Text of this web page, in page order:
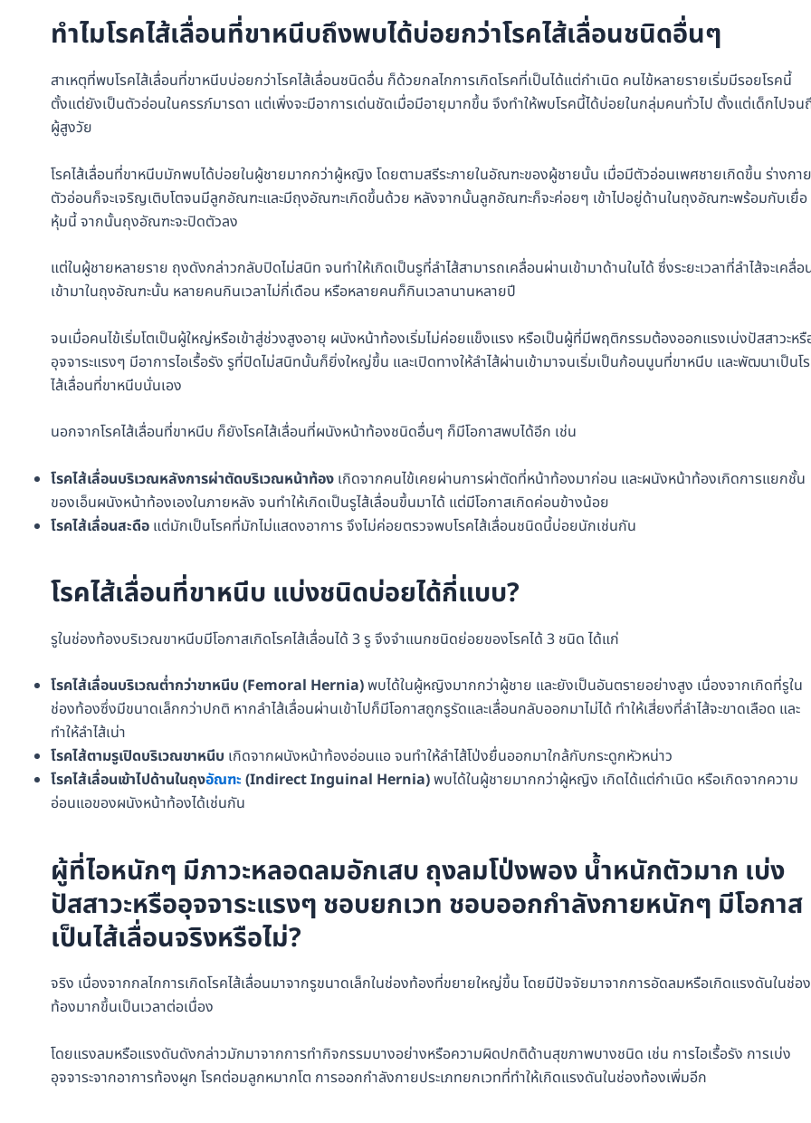
ทำไมโรคไส้เลื่อนที่ขาหนีบถึงพบได้บ่อยกว่าโรคไส้เลื่อนชนิดอื่นๆ
สาเหตุที่พบโรคไส้เลื่อนที่ขาหนีบบ่อยกว่าโรคไส้เลื่อนชนิดอื่น ก็ด้วยกลไกการเกิดโรคที่เป็นได้แต่กำเนิด คนไข้หลายรายเริ่มมีรอยโรคนี้
ตั้งแต่ยังเป็นตัวอ่อนในครรภ์มารดา แต่เพิ่งจะมีอาการเด่นชัดเมื่อมีอายุมากขึ้น จึงทำให้พบโรคนี้ได้บ่อยในกลุ่มคนทั่วไป ตั้งแต่เด็กไปจน
ผู้สูงวัย
โรคไส้เลื่อนที่ขาหนีบมักพบได้บ่อยในผู้ชายมากกว่าผู้หญิง โดยตามสรีระภายในอัณฑะของผู้ชายนั้น เมื่อมีตัวอ่อนเพศชายเกิดขึ้น ร่างกาย
ตัวอ่อนก็จะเจริญเติบโตจนมีลูกอัณฑะและมีถุงอัณฑะเกิดขึ้นด้วย หลังจากนั้นลูกอัณฑะก็จะค่อยๆ เข้าไปอยู่ด้านในถุงอัณฑะพร้อมกับเยื่อ
หุ้มนี้ จากนั้นถุงอัณฑะจะปิดตัวลง
แต่ในผู้ชายหลายราย ถุงดังกล่าวกลับปิดไม่สนิท จนทำให้เกิดเป็นรูที่ลำไส้สามารถเคลื่อนผ่านเข้ามาด้านในได้ ซึ่งระยะเวลาที่ลำไส้จะเคลื่อ
เข้ามาในถุงอัณฑะนั้น หลายคนกินเวลาไม่กี่เดือน หรือหลายคนก็กินเวลานานหลายปี
จนเมื่อคนไข้เริ่มโตเป็นผู้ใหญ่หรือเข้าสู่ช่วงสูงอายุ ผนังหน้าท้องเริ่มไม่ค่อยแข็งแรง หรือเป็นผู้ที่มีพฤติกรรมต้องออกแรงเบ่งปัสสาวะหรื
อุจจาระแรงๆ มีอาการไอเรื้อรัง รูที่ปิดไม่สนิทนั้นก็ยิ่งใหญ่ขึ้น และเปิดทางให้ลำไส้ผ่านเข้ามาจนเริ่มเป็นก้อนนูนที่ขาหนีบ และพัฒนาเป็นโ
ไส้เลื่อนที่ขาหนีบนั่นเอง
นอกจากโรคไส้เลื่อนที่ขาหนีบ ก็ยังโรคไส้เลื่อนที่ผนังหน้าท้องชนิดอื่นๆ ก็มีโอกาสพบได้อีก เช่น
โรคไส้เลื่อนบริเวณหลังการผ่าตัดบริเวณหน้าท้อง เกิดจากคนไข้เคยผ่านการผ่าตัดที่หน้าท้องมาก่อน และผนังหน้าท้องเกิดการแยกชั้น
ของเอ็นผนังหน้าท้องเองในภายหลัง จนทำให้เกิดเป็นรูไส้เลื่อนขึ้นมาได้ แต่มีโอกาสเกิดค่อนข้างน้อย
โรคไส้เลื่อนสะดือ แต่มักเป็นโรคที่มักไม่แสดงอาการ จึงไม่ค่อยตรวจพบโรคไส้เลื่อนชนิดนี้บ่อยนักเช่นกัน
โรคไส้เลื่อนที่ขาหนีบ แบ่งชนิดบ่อยได้กี่แบบ?
รูในช่องท้องบริเวณขาหนีบมีโอกาสเกิดโรคไส้เลื่อนได้ 3 รู จึงจำแนกชนิดย่อยของโรคได้ 3 ชนิด ได้แก่
โรคไส้เลื่อนบริเวณต่ำกว่าขาหนีบ (Femoral Hernia)พบได้ในผู้หญิงมากกว่าผู้ชาย และยังเป็นอันตรายอย่างสูง เนื่องจากเกิดที่รูใน
ช่องท้องซึ่งมีขนาดเล็กกว่าปกติ หากลำไส้เลื่อนผ่านเข้าไปก็มีโอกาสถูกรูรัดและเลื่อนกลับออกมาไม่ได้ ทำให้เสี่ยงที่ลำไส้จะขาดเลือด และ
ทำให้ลำไส้เน่า
โรคไส้ตามรูเปิดบริเวณขาหนีบ เกิดจากผนังหน้าท้องอ่อนแอ จนทำให้ลำไส้โป่งยื่นออกมาใกล้กับกระดูกหัวหน่าว
โรคไส้เลื่อนเข้าไปด้านในถุงอัณฑะ (Indirect Inguinal Hernia)พบได้ในผู้ชายมากกว่าผู้หญิง เกิดได้แต่กำเนิด หรือเกิดจากความ
อ่อนแอของผนังหน้าท้องได้เช่นกัน
ผู้ที่ไอหนักๆ มีภาวะหลอดลมอักเสบ ถุงลมโป่งพอง น้ำหนักตัวมาก เบ่ง
ปัสสาวะหรืออุจจาระแรงๆ ชอบยกเวท ชอบออกกำลังกายหนักๆ มีโอกาส
เป็นไส้เลื่อนจริงหรือไม่?
จริง เนื่องจากกลไกการเกิดโรคไส้เลื่อนมาจากรูขนาดเล็กในช่องท้องที่ขยายใหญ่ขึ้น โดยมีปัจจัยมาจากการอัดลมหรือเกิดแรงดันในช่อง
ท้องมากขึ้นเป็นเวลาต่อเนื่อง
โดยแรงลมหรือแรงดันดังกล่าวมักมาจากการทำกิจกรรมบางอย่างหรือความผิดปกติด้านสุขภาพบางชนิด เช่น การไอเรื้อรัง การเบ่ง
อุจจาระจากอาการท้องผูก โรคต่อมลูกหมากโต การออกกำลังกายประเภทยกเวทที่ทำให้เกิดแรงดันในช่องท้องเพิ่มอีก